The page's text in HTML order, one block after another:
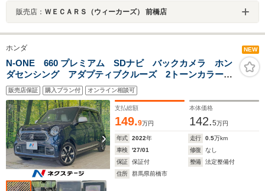
販売店： ＷＥＣＡＲＳ（ウィーカーズ） 前橋店
ホンダ NEW
N-ONE 660 プレミアム SDナビ バックカメラ ホン
ダセンシング アダプティブクルーズ 2トーンカラー
禁煙車 寒冷地仕様 ハーフレザーシート シートヒー
ター バックソナー レーンキープ LEDヘッド スマ
ートキー
販売店保証 購入プラン付 オンライン相談可
支払総額
149.9万円
本体価格
142.5万円
年式 2022年 走行 0.5万km
車検
'27/01 修復
なし
保証
保証付 整備
法定整備付
住所
群馬県前橋市